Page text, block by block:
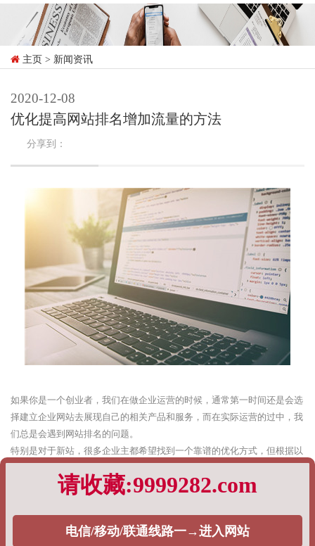
主页 > 新闻资讯
2020-12-08
优化提高网站排名增加流量的方法
分享到：
如果你是一个创业者，我们在做企业运营的时候，通常第一时间还是会选
择建立企业网站去展现自己的相关产品和服务，而在实际运营的过中，我
们总是会遇到网站排名的问题。
特别是对于新站，很多企业主都希望找到一个靠谱的优化方式，但根据以
都完全基于企业主的需求。
下内容阐述：